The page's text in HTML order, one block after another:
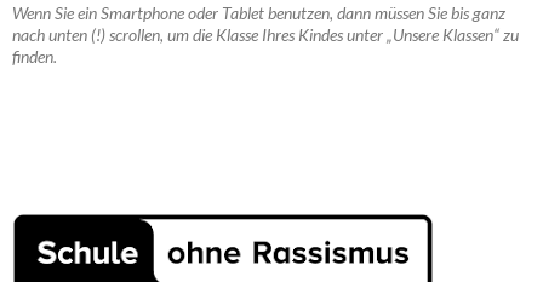
Wenn Sie ein Smartphone oder Tablet benutzen, dann müssen Sie bis ganz
nach unten (!) scrollen, um die Klasse Ihres Kindes unter „Unsere Klassen“ zu
finden.